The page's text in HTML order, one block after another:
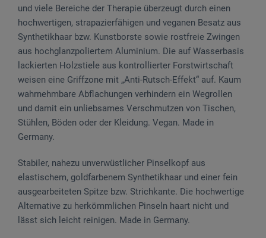
und viele Bereiche der Therapie überzeugt durch einen
hochwertigen, strapazierfähigen und veganen Besatz aus
Synthetikhaar bzw. Kunstborste sowie rostfreie Zwingen
aus hochglanzpoliertem Aluminium. Die auf Wasserbasis
lackierten Holzstiele aus kontrollierter Forstwirtschaft
weisen eine Griffzone mit „Anti-Rutsch-Effekt“ auf. Kaum
wahrnehmbare Abflachungen verhindern ein Wegrollen
und damit ein unliebsames Verschmutzen von Tischen,
Stühlen, Böden oder der Kleidung. Vegan. Made in
Germany.
Stabiler, nahezu unverwüstlicher Pinselkopf aus
elastischem, goldfarbenem Synthetikhaar und einer fein
ausgearbeiteten Spitze bzw. Strichkante. Die hochwertige
Alternative zu herkömmlichen Pinseln haart nicht und
lässt sich leicht reinigen. Made in Germany.